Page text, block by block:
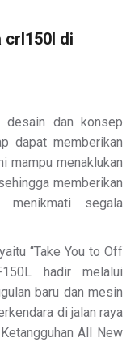
crl150l di
desain dan konsep
dapat memberikan
mampu menaklukan
memberikan
menikmati segala
“Take You to Off
hadir melalui
baru dan mesin
di jalan raya
All New